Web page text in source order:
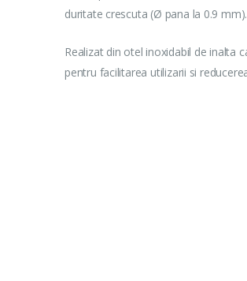
duritate crescuta (Ø pana la 0.9 mm).
Realizat din otel inoxidabil de inalta
pentru facilitarea utilizarii si